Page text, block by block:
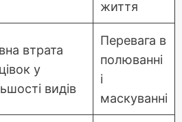
життя
втрата
у
видів
Перевага в
полюванні
і
маскуванні